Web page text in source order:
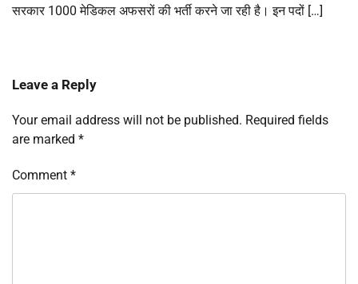
सरकार 1000 मेडिकल अफसरों की भर्ती करने जा रही है। इन पदों […]
Leave a Reply
Your email address will not be published. Required fields
are marked *
Comment *